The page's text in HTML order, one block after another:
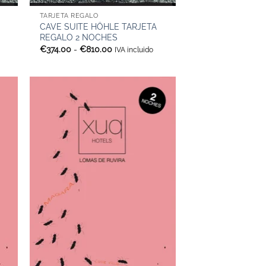
TARJETA REGALO
CAVE SUITE HÖHLE TARJETA
REGALO 2 NOCHES
€374.00 - €810.00Rango
€810.00
IVA incluido